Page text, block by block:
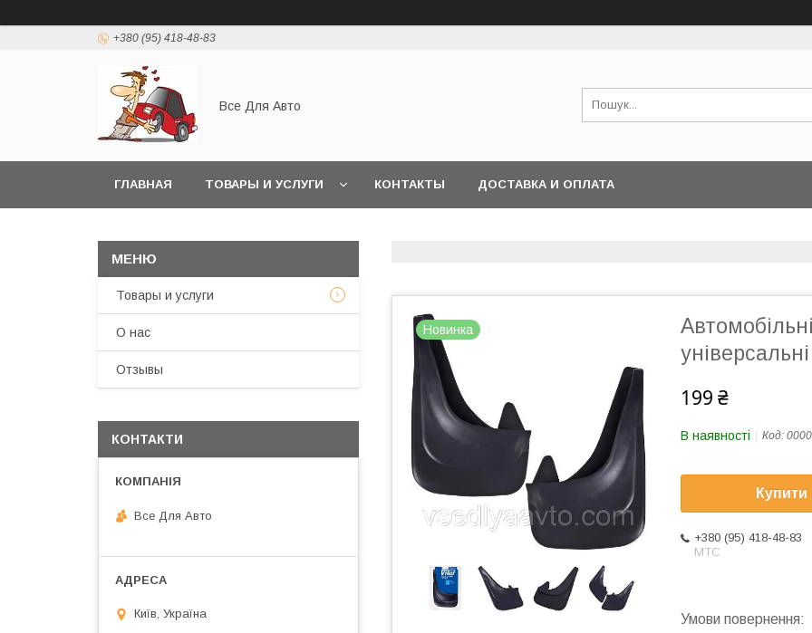
+380 (95) 418-48-83
Все Для Авто
ГЛАВНАЯ ТОВАРЫ И УСЛУГИ КОНТАКТЫ ДОСТАВКА И ОПЛАТА
Новинка
199 ₴
В наявності Код:
Купити
+380 (95) 418-48-83
МТС
Товары и услуги
О нас
Отзывы
КОНТАКТИ
Все Для Авто
Київ, Україна